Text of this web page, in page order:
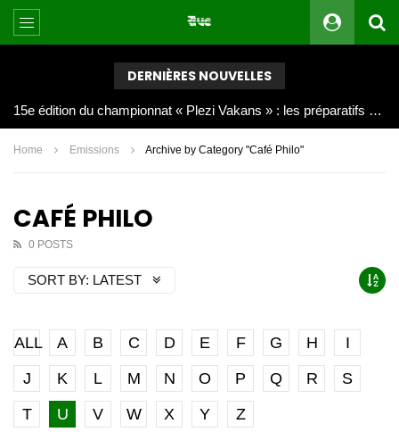
DERNIÈRES NOUVELLES
Joy Clerf Derisier, sur les traces de son père : évangéliser par la musique
Home Emissions Archive by Category "Café Philo"
CAFÉ PHILO
0 POSTS
SORT BY: LATEST
ALL A B C D E F G H
I
J
K L M N O P Q R
S
T
U V W X Y Z